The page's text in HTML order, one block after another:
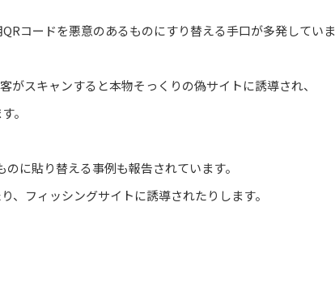
コードを悪意のあるものにすり替える手口が多発していま
スキャンすると本物そっくりの偽サイトに誘導され、
。
に貼り替える事例も報告されています。
、フィッシングサイトに誘導されたりします。